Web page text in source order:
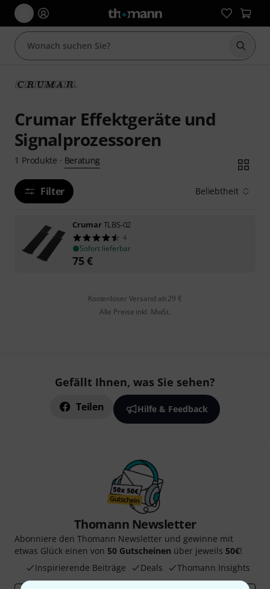
Suche
Crumar Effektgeräte und
Signalprozessoren
1 Produkte · Beratung
Filter Beliebtheit
CrumarTLBS-02
4
Sofort lieferbar
75€
Kostenloser Versand ab 29 €
Alle Preise inkl. MwSt.
Gefällt Ihnen, was Sie sehen?
Teilen Hilfe & Feedback
Thomann Newsletter
Abonniere den Thomann Newsletter und gewinne mit
etwas Glück einen von 50 Gutscheinen über jeweils 50€!
Inspirierende Beiträge
Deals Thomann Insights